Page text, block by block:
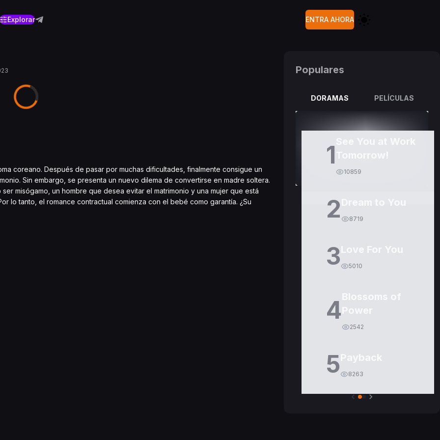
Explorar ENTRA AHORA
coreano. Después de pasar por muchas dificultades, finalmente consigue un
Sin embargo, se presenta un nuevo dilema de convertirse en madre soltera.
misógamo, un hombre que desea evitar el matrimonio y una mujer que está
lo tanto, el romance contractual comienza con el bebé como garantía. ¿Su
Populares
DORAMAS PELÍCULAS
1
10859
2 Dream to You
8719
3Love For You
5010
4Blossoms of
Power
2542
5Payback
8263